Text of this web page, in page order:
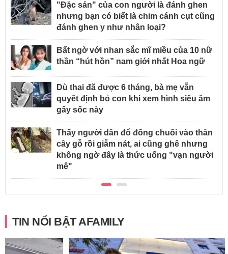
"Đặc sản" của con người là đánh ghen
nhưng bạn có biết là chim cánh cụt cũng
đánh ghen y như nhân loại?
Bất ngờ với nhan sắc mĩ miều của 10 nữ
thần “hút hồn” nam giới nhất Hoa ngữ
Dù thai đã được 6 tháng, bà mẹ vẫn
quyết định bỏ con khi xem hình siêu âm
gây sốc này
Thấy người dân đổ đống chuối vào thân
cây gỗ rồi giẫm nát, ai cũng ghê nhưng
không ngờ đây là thức uống "vạn người
mê"
TIN NỔI BẬT AFAMILY